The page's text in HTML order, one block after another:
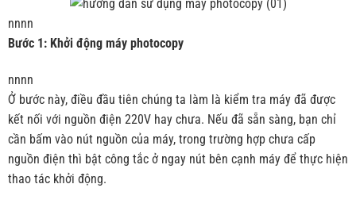
nnnn
Bước 1: Khởi động máy photocopy
nnnn
Ở bước này, điều đầu tiên chúng ta làm là kiểm tra máy đã được
kết nối với nguồn điện 220V hay chưa. Nếu đã sẵn sàng, bạn chỉ
cần bấm vào nút nguồn của máy, trong trường hợp chưa cấp
nguồn điện thì bật công tắc ở ngay nút bên cạnh máy để thực hiện
thao tác khởi động.